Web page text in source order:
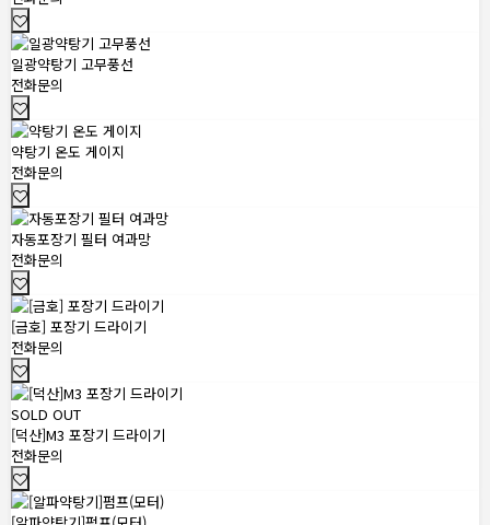
일광약탕기 고무풍선
전화문의
약탕기 온도 게이지
전화문의
자동포장기 필터 여과망
전화문의
[금호] 포장기 드라이기
전화문의
SOLD OUT
[덕산]M3 포장기 드라이기
전화문의